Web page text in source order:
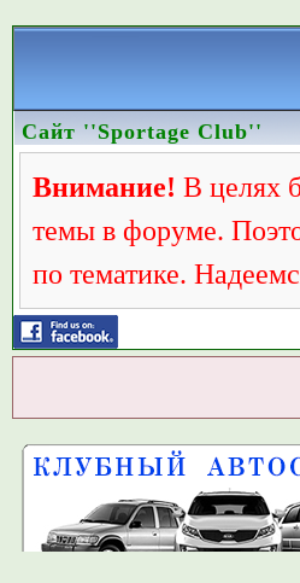
Сайт ''Sportage Club''
Внимание! В целях
темы в форуме.
по тематике.